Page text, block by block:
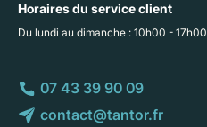
Horaires du service client
Du lundi au dimanche : 10h00 - 17h00
07 43 39 90 09
contact@tantor.fr